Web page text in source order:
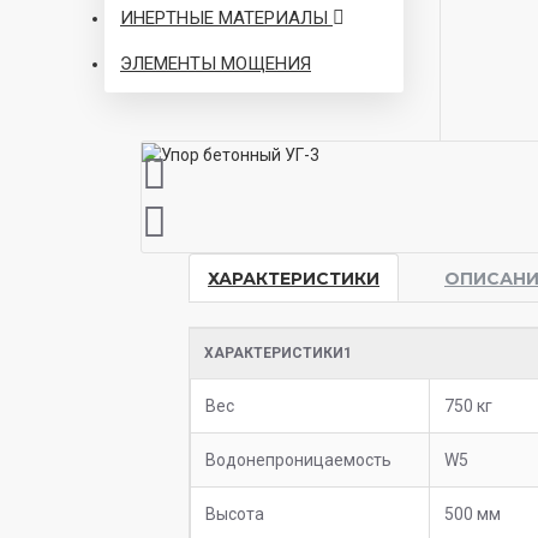
ИНЕРТНЫЕ МАТЕРИАЛЫ
ЭЛЕМЕНТЫ МОЩЕНИЯ
ХАРАКТЕРИСТИКИ
ХАРАКТЕРИСТИКИ1
Вес 750 кг
Водонепроницаемость W5
Высота 500 мм